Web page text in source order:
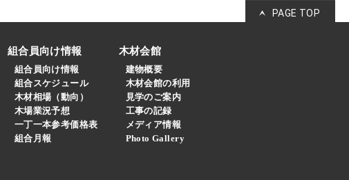
PAGE TOP
組合員向け情報
組合員向け情報
組合スケジュール
木材相場（動向）
木場業況予想
一丁一本参考価格表
組合月報
木材会館
建物概要
木材会館の利用
見学のご案内
工事の記録
メディア情報
Photo Gallery